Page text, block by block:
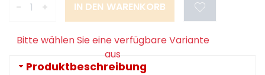
- +
Bitte wählen Sie eine verfügbare Variante
aus
Produktbeschreibung